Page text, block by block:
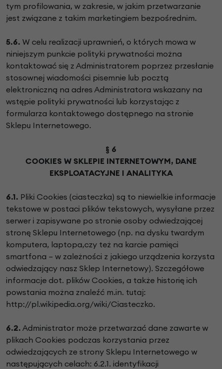
tym profilowania, w zakresie, w jakim przetwarzanie
jest związane z takim marketingiem bezpośrednim.
5.6. W celu realizacji uprawnień, o których mowa w
niniejszym punkcie polityki prywatności można
kontaktować się z Administratorem poprzez przesłanie
stosownej wiadomości pisemnie lub pocztą
elektroniczną na adres Administratora wskazany na
wstępie polityki prywatności lub korzystając z
formularza kontaktowego dostępnego na stronie
Sklepu Internetowego.
§ 6
COOKIES W SKLEPIE INTERNETOWYM, DANE
EKSPLOATACYJNE I ANALITYKA
6.1. Pliki Cookies (ciasteczka) są to niewielkie informacje
tekstowe w postaci plików tekstowych, wysyłane przez
serwer i zapisywane po stronie osoby odwiedzającej
stronę Sklepu Internetowego (np. na dysku twardym
komputera, laptopa,czy też na karcie pamięci
smartfona – w zależności z jakiego urządzenia korzysta
odwiedzający nasz Sklep Internetowy). Szczegółowe
informacje dot. plików Cookies, a także historię ich
powstania można znaleźć m.in. tutaj:
http://pl.wikipedia.org/wiki/Ciasteczko.
6.2. Administrator może przetwarzać dane zawarte w
plikach Cookies podczas korzystania przez
odwiedzających ze strony Sklepu Internetowego w
następujących celach: 6.2.1. identyfikacji